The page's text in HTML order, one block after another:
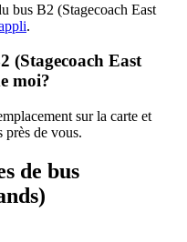
bus B2 (Stagecoach East
.
(Stagecoach East
moi?
sur la carte et
de vous.
de bus